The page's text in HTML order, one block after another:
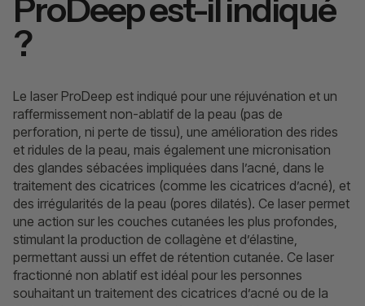
ProDeep est-il indiqué
?
Le laser ProDeep est indiqué pour une réjuvénation et un
raffermissement non-ablatif de la peau (pas de
perforation, ni perte de tissu), une amélioration des rides
et ridules de la peau, mais également une micronisation
des glandes sébacées impliquées dans l’acné, dans le
traitement des cicatrices (comme les cicatrices d’acné), et
des irrégularités de la peau (pores dilatés). Ce laser permet
une action sur les couches cutanées les plus profondes,
stimulant la production de collagène et d’élastine,
permettant aussi un effet de rétention cutanée. Ce laser
fractionné non ablatif est idéal pour les personnes
souhaitant un traitement des cicatrices d’acné ou de la